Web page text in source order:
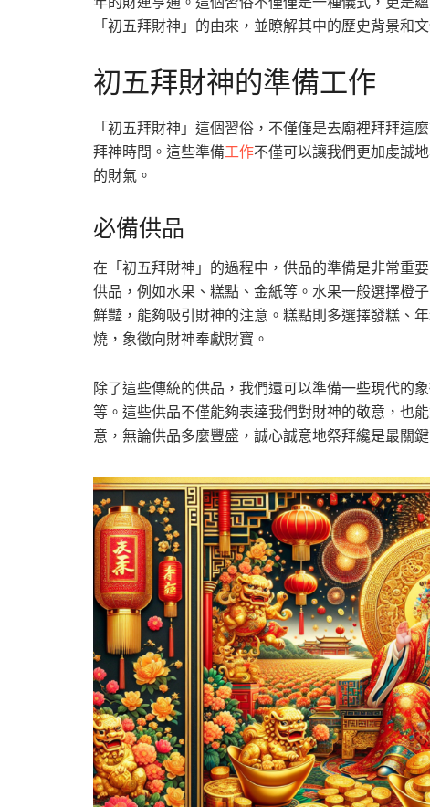
「初五拜財神」的由來，並瞭解其中的歷史背景和
初五拜財神的準備工作
「初五拜財神」這個習俗，不僅僅是去廟裡拜拜這
拜神時間。這些準備工作不僅可以讓我們更加虔誠
的財氣。
必備供品
在「初五拜財神」的過程中，供品的準備是非常重
供品，例如水果、糕點、金紙等。水果一般選擇橙
鮮豔，能夠吸引財神的注意。糕點則多選擇發糕、
燒，象徵向財神奉獻財寶。
除了這些傳統的供品，我們還可以準備一些現代的
等。這些供品不僅能夠表達我們對財神的敬意，也
意，無論供品多麼豐盛，誠心誠意地祭拜纔是最關鍵